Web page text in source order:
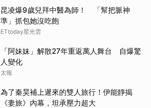
昆凌爆9歲兒拜中醫為師！ 「幫把脈神
準」抓包她沒吃飽
ETtoday星光雲
「阿妹妹」解散27年重返萬人舞台 自爆驚
人變化
太報
為了秦昊補上遲來的雙人旅行！伊能靜揭
《妻旅》內幕，坦承壓力超大